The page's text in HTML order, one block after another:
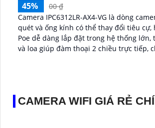
45%
00 ₫
Camera IPC6312LR-AX4-VG là dòng
quét và ống kính có thể thay đổi tiêu cự,
Poe dễ dàng lắp đặt trong hệ thống lớn,
và loa giúp đàm thoại 2 chiều trực tiếp,
CAMERA WIFI GIÁ RẺ